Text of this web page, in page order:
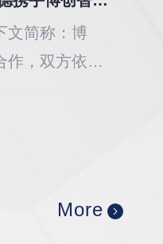
文简称：博
作，双方依托
More